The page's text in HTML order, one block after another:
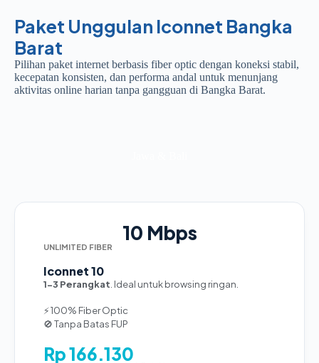
Paket Unggulan Iconnet Bangka
Barat
Pilihan paket internet berbasis fiber optic dengan koneksi stabil,
kecepatan konsisten, dan performa andal untuk menunjang
aktivitas online harian tanpa gangguan di Bangka Barat.
10 Mbps
UNLIMITED FIBER
Iconnet 10
1-3 Perangkat . Ideal untuk browsing ringan.
⚡ 100% Fiber Optic
🚫 Tanpa Batas FUP
Rp 166.130